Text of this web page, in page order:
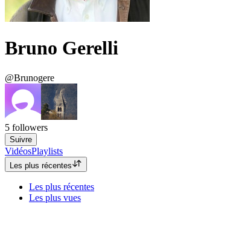
Bruno Gerelli
@Brunogere
5 followers
Suivre
VidéosPlaylists
Les plus récentes
Les plus récentes
Les plus vues